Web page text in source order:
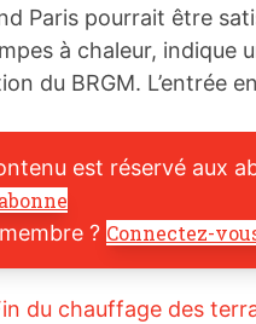
Paris pourrait être
à chaleur, indique
du BRGM. L’entrée
est réservé aux
? Connectez-
du chauffage des